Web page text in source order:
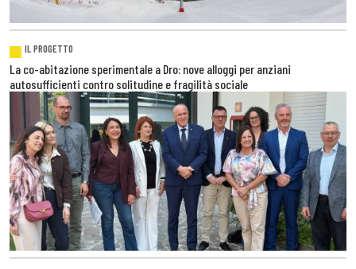
IL PROGETTO
La co-abitazione sperimentale a Dro: nove alloggi per anziani
autosufficienti contro solitudine e fragilità sociale